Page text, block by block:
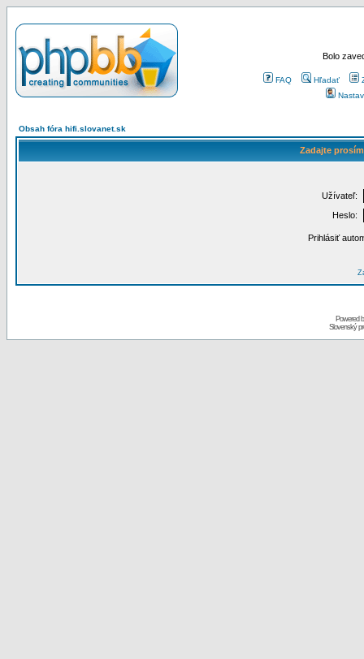
Bolo
FAQ Hľadať
Obsah fóra hifi.slovanet.sk
Zadajte
Užívateľ:
Heslo:
Prihlásiť
Powered
Slovenský